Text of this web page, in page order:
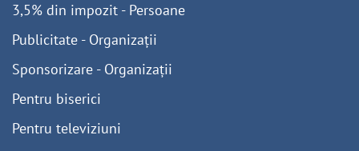
3,5% din impozit - Persoane
Publicitate - Organizații
Sponsorizare - Organizații
Pentru biserici
Pentru televiziuni